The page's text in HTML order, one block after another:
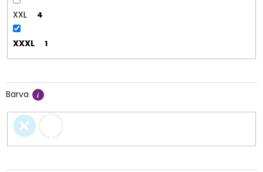
XXL 4
XXXL 1
Barva